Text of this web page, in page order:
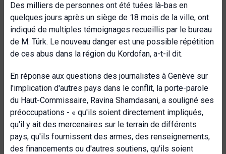
Des milliers de personnes ont été tuées là-bas en
quelques jours après un siège de 18 mois de la ville, ont
indiqué de multiples témoignages recueillis par le bureau
de M. Türk. Le nouveau danger est une possible répétition
de ces abus dans la région du Kordofan, a-t-il dit.
En réponse aux questions des journalistes à Genève sur
l'implication d'autres pays dans le conflit, la porte-parole
du Haut-Commissaire, Ravina Shamdasani, a souligné ses
préoccupations - « qu'ils soient directement impliqués,
qu'il y ait des mercenaires sur le terrain de différents
pays, qu'ils fournissent des armes, des renseignements,
des financements ou d'autres soutiens, qu'ils soient